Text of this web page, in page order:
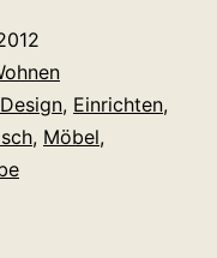
Design, Einrichten,
, Möbel,